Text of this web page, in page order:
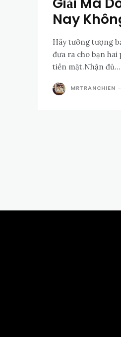
Nay
Hãy tưởng tượng
đưa ra cho bạn
tiền mặt.Nhận đủ...
MRTRANCHIEN -